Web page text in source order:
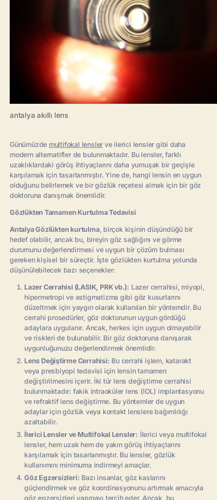
antalya akıllı lens
Günümüzde multifokal lensler ve ilerici lensler gibi daha
modern alternatifler de bulunmaktadır. Bu lensler, farklı
uzaklıklardaki görüş ihtiyaçlarını daha yumuşak bir geçişle
karşılamak için tasarlanmıştır. Yine de, hangi lensin en uygun
olduğunu belirlemek ve bir gözlük reçetesi almak için bir göz
doktoruna danışmak önemlidir.
Gözlükten Tamamen Kurtulma Tedavisi
Antalya Gözlükten kurtulma, birçok kişinin düşündüğü bir
hedef olabilir, ancak bu, bireyin göz sağlığını ve görme
durumunu değerlendirmesi ve uygun bir çözüm bulması
gereken kişisel bir süreçtir. İşte gözlükten kurtulma yolunda
düşünülebilecek bazı seçenekler:
Lazer Cerrahisi (LASIK, PRK vb.): Lazer cerrahisi, miyopi,
hipermetropi ve astigmatizma gibi göz kusurlarını
düzeltmek için yaygın olarak kullanılan bir yöntemdir. Bu
cerrahi prosedürler, göz doktorunun uygun gördüğü
adaylara uygulanır. Ancak, herkes için uygun olmayabilir
ve riskleri de bulunabilir. Bir göz doktoruna danışarak
uygunluğunuzu değerlendirmek önemlidir.
Lens Değiştirme Cerrahisi: Bu cerrahi işlem, katarakt
veya presbiyopi tedavisi için lensin tamamen
değiştirilmesini içerir. İki tür lens değiştirme cerrahisi
bulunmaktadır: fakik intraoküler lens (IOL) implantasyonu
ve refraktif lens değiştirme. Bu yöntemler de uygun
adaylar için gözlük veya kontakt lenslere bağımlılığı
azaltabilir.
İlerici Lensler ve Multifokal Lensler: İlerici veya multifokal
lensler, hem uzak hem de yakın görüş ihtiyaçlarını
karşılamak için tasarlanmıştır. Bu lensler, gözlük
kullanımını minimuma indirmeyi amaçlar.
Göz Egzersizleri: Bazı insanlar, göz kaslarını
güçlendirmek ve göz koordinasyonunu artırmak amacıyla
göz egzersizleri yapmayı tercih eder. Ancak, bu